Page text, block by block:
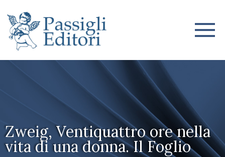
Zweig, Ventiquattro ore nella
vita di una donna. Il Foglio